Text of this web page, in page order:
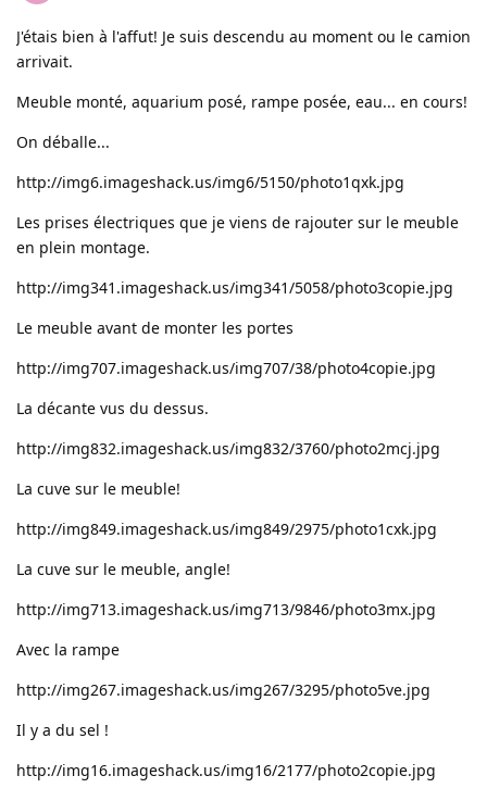
J'étais bien à l'affut! Je suis descendu au moment ou le camion
arrivait.
Meuble monté, aquarium posé, rampe posée, eau... en cours!
On déballe...
http://img6.imageshack.us/img6/5150/photo1qxk.jpg
Les prises électriques que je viens de rajouter sur le meuble
en plein montage.
http://img341.imageshack.us/img341/5058/photo3copie.jpg
Le meuble avant de monter les portes
http://img707.imageshack.us/img707/38/photo4copie.jpg
La décante vus du dessus.
http://img832.imageshack.us/img832/3760/photo2mcj.jpg
La cuve sur le meuble!
http://img849.imageshack.us/img849/2975/photo1cxk.jpg
La cuve sur le meuble, angle!
http://img713.imageshack.us/img713/9846/photo3mx.jpg
Avec la rampe
http://img267.imageshack.us/img267/3295/photo5ve.jpg
Il y a du sel !
http://img16.imageshack.us/img16/2177/photo2copie.jpg